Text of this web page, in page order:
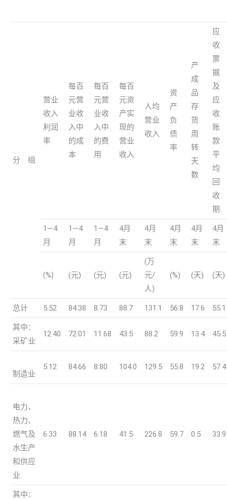
分 组
营业
收入
利润
率
每百
元营
业收
入中
的成
本
每百
元营
业收
入中
的费
用
每百
元资
产实
现的
营业
收入
人均
营业
收入
资
产
负
债
率
产
成
品
存
货
周
转
天
数
应
收
票
据
及
应
收
账
款
平
均
回
收
期
1—4
月
1—4
月
1—4
月
4月
末
4月
末
4月
末
4月
末
4月
末
(%) (元) (元) (元)
(万
元/
人)
(%) (天) (天)
总计 5.52 84.38 8.73 88.7 131.1 56.8 17.6 55.1
其中：
采矿业
12.40 72.01 11.68 43.5 88.2 59.9 13.4 45.5
制造业
5.12 84.66 8.80 104.0 129.5 55.8 19.2 57.4
电力、
热力、
燃气及
水生产
和供应
业
6.33 88.14 6.18 41.5 226.8 59.7 0.5 33.9
其中：